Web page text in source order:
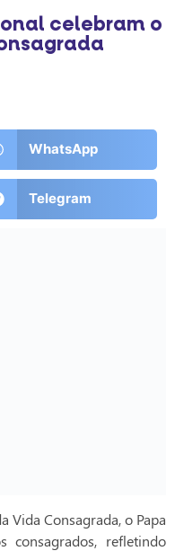
celebram o
WhatsApp
Telegram
Vida Consagrada, o Papa
consagrados, refletindo